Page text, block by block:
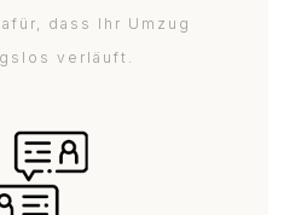
dass Ihr Umzug
verläuft.